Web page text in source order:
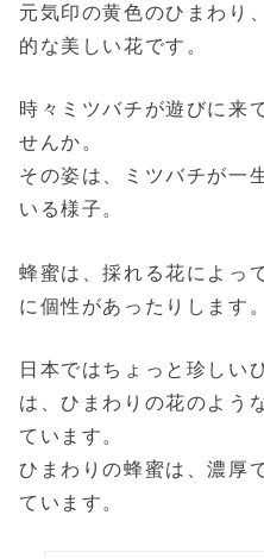
元気印の黄色のひまわり
的な美しい花です。
時々ミツバチが遊びに来
せんか。
その姿は、ミツバチが一
いる様子。
蜂蜜は、採れる花によっ
に個性があったりします。
日本ではちょっと珍しい
は、ひまわりの花のよう
ています。
ひまわりの蜂蜜は、濃厚
ています。